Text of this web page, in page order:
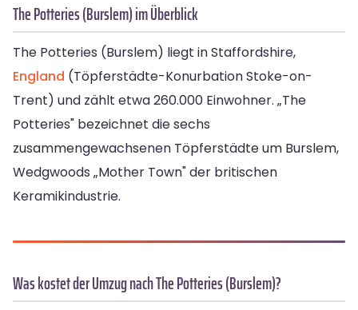
The Potteries (Burslem) im Überblick
The Potteries (Burslem) liegt in Staffordshire,
England (Töpferstädte-Konurbation Stoke-on-
Trent) und zählt etwa 260.000 Einwohner. „The
Potteries" bezeichnet die sechs
zusammengewachsenen Töpferstädte um Burslem,
Wedgwoods „Mother Town" der britischen
Keramikindustrie.
Was kostet der Umzug nach The Potteries (Burslem)?